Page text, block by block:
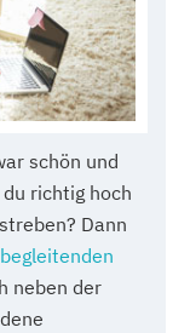
schön und
richtig hoch
Dann
neben der